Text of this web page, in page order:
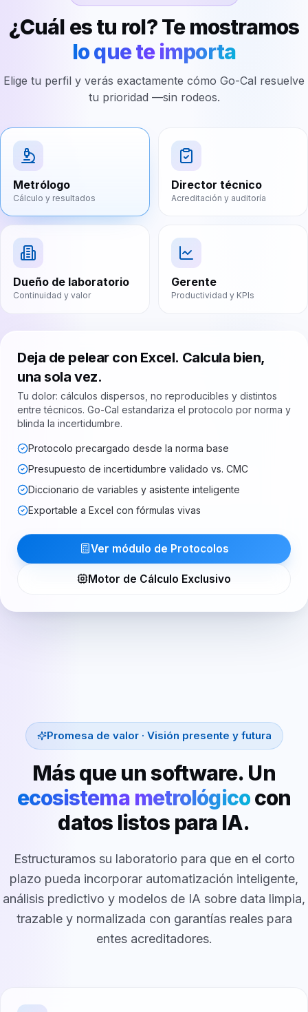
¿Cuál es tu rol? Te mostramos
lo que te importa
Elige tu perfil y verás exactamente cómo Go-Cal resuelve
tu prioridad —sin rodeos.
Metrólogo
Cálculo y resultados
Director técnico
Acreditación y auditoría
Dueño de laboratorio
Continuidad y valor
Gerente
Productividad y KPIs
Deja de pelear con Excel. Calcula bien,
una sola vez.
Tu dolor: cálculos dispersos, no reproducibles y distintos
entre técnicos. Go-Cal estandariza el protocolo por norma y
blinda la incertidumbre.
Protocolo precargado desde la norma base
Presupuesto de incertidumbre validado vs. CMC
Diccionario de variables y asistente inteligente
Exportable a Excel con fórmulas vivas
Ver módulo de Protocolos
Motor de Cálculo Exclusivo
Promesa de valor · Visión presente y futura
Más que un software. Un
ecosistema metrológicocon
datos listos para IA.
Estructuramos su laboratorio para que en el corto
plazo pueda incorporar automatización inteligente,
análisis predictivo y modelos de IA sobre data limpia,
trazable y normalizada con garantías reales para
entes acreditadores.